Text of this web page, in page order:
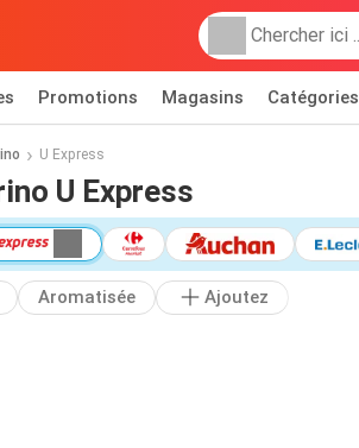
Promotions Magasins Catégories
U Express
U Express
Aromatisée Ajoutez